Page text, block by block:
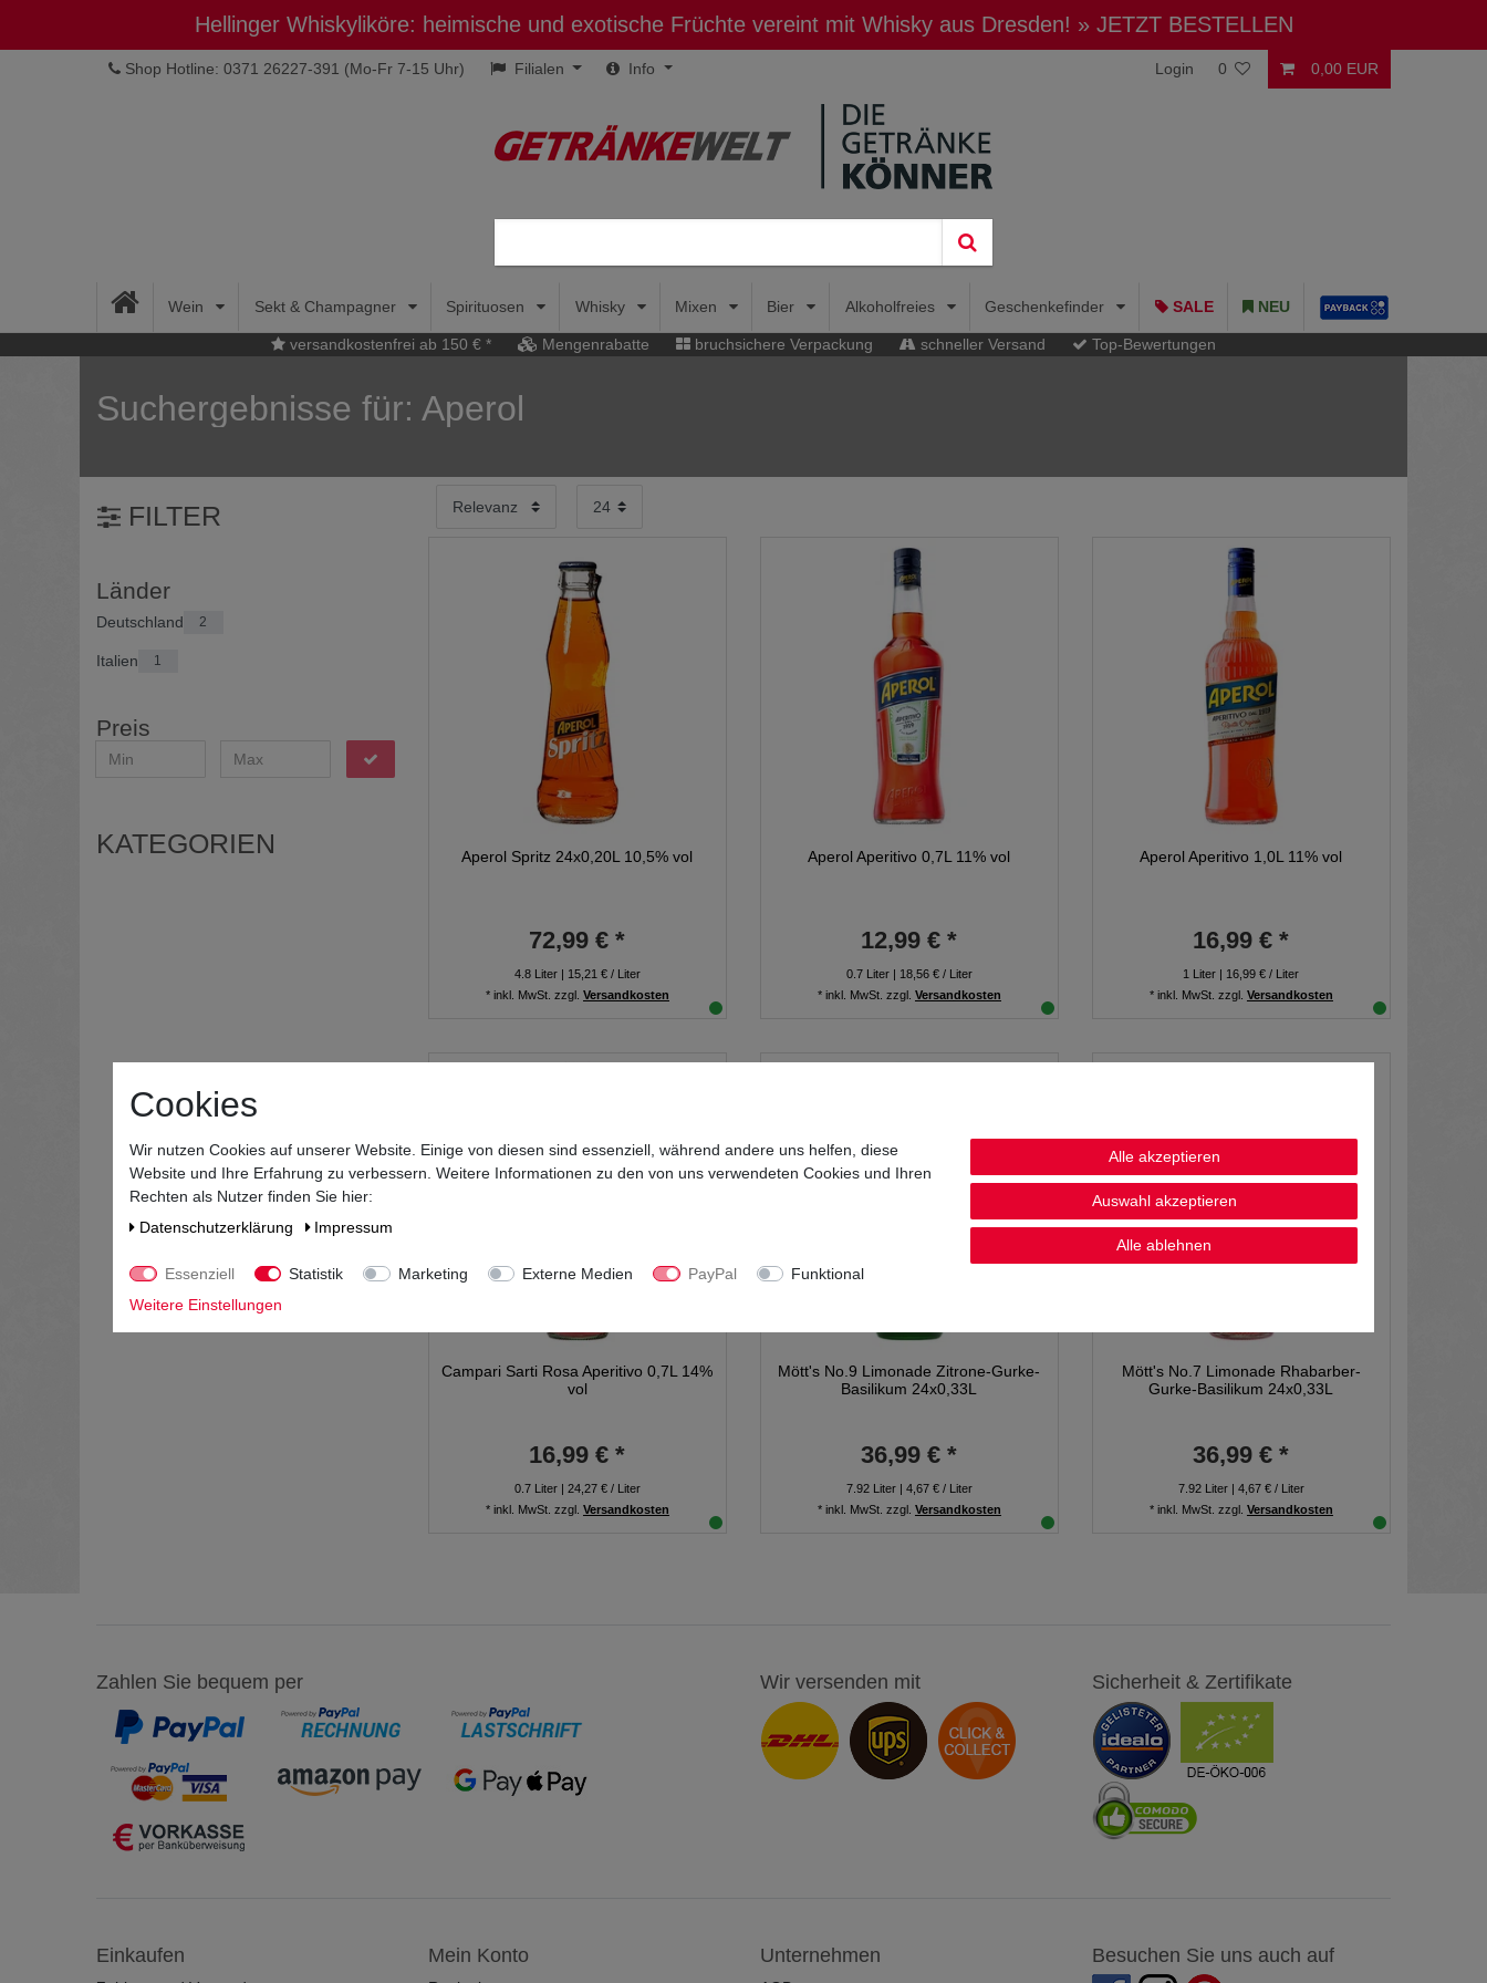
Hellinger Whiskyliköre: heimische und exotische Früchte vereint mit Whisky aus Dresden! » JETZT BESTELLEN
Shop Hotline: 0371 26227-391 (Mo-Fr 7-15 Uhr) Filialen Info Login 0 0,00 EUR
Wein Sekt & Champagner Spirituosen Whisky Mixen Bier Alkoholfreies Geschenkefinder SALE NEU
versandkostenfrei ab 150 € * Mengenrabatte bruchsichere Verpackung schneller Versand Top-Bewertungen
Suchergebnisse für: Aperol
FILTER
Länder
Deutschland 2
Italien 1
Preis
KATEGORIEN Aperol Spritz 24x0,20L 10,5% vol
72,99 € *
4.8Liter| 15,21 € / Liter
* inkl. MwSt. zzgl. Versandkosten
Aperol Aperitivo 0,7L 11% vol
12,99 € *
0.7Liter| 18,56 € / Liter
* inkl. MwSt. zzgl. Versandkosten
Aperol Aperitivo 1,0L 11% vol
16,99 € *
1 Liter | 16,99 € / Liter
* inkl. MwSt. zzgl. Versandkosten
Campari Sarti Rosa Aperitivo 0,7L 14%
vol
16,99 € *
0.7Liter| 24,27 € / Liter
* inkl. MwSt. zzgl. Versandkosten
Mött's No.9 Limonade Zitrone-Gurke-
Basilikum 24x0,33L
36,99 € *
7.92Liter| 4,67 € / Liter
* inkl. MwSt. zzgl. Versandkosten
Mött's No.7 Limonade Rhabarber-
Gurke-Basilikum 24x0,33L
36,99 € *
7.92Liter| 4,67 € / Liter
* inkl. MwSt. zzgl. Versandkosten
Zahlen Sie bequem per Wir versenden mit Sicherheit & Zertifikate
Einkaufen Mein Konto Unternehmen Besuchen Sie uns auch auf
Cookies
Wir nutzen Cookies auf unserer Website. Einige von diesen sind essenziell, während andere uns helfen, diese
Website und Ihre Erfahrung zu verbessern. Weitere Informationen zu den von uns verwendeten Cookies und Ihren
Rechten als Nutzer finden Sie hier:
Daten­schutz­erklärung
Impressum
Essenziell Statistik Marketing Externe Medien PayPal
Funktional
Weitere Einstellungen
Alle akzeptieren
Auswahl akzeptieren
Alle ablehnen